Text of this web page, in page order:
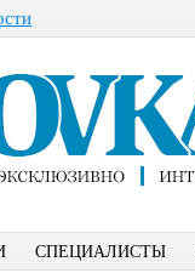
СПЕЦИАЛИСТЫ